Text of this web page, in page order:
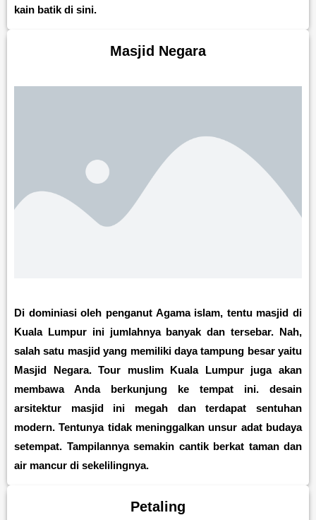
kain batik di sini.
Masjid Negara
Di dominiasi oleh penganut Agama islam, tentu masjid di
Kuala Lumpur ini jumlahnya banyak dan tersebar. Nah,
salah satu masjid yang memiliki daya tampung besar yaitu
Masjid Negara. Tour muslim Kuala Lumpur juga akan
membawa Anda berkunjung ke tempat ini. desain
arsitektur masjid ini megah dan terdapat sentuhan
modern. Tentunya tidak meninggalkan unsur adat budaya
setempat. Tampilannya semakin cantik berkat taman dan
air mancur di sekelilingnya.
Petaling